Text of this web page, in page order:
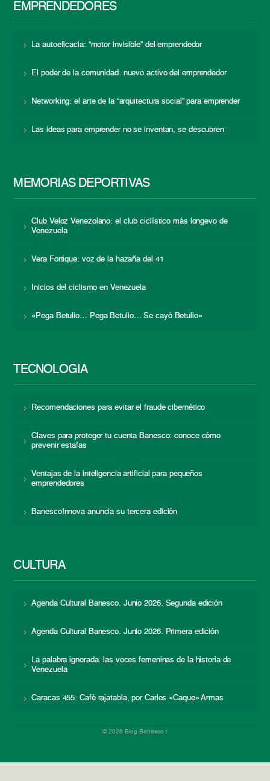
EMPRENDEDORES
La autoeficacia: “motor invisible” del emprendedor
El poder de la comunidad: nuevo activo del emprendedor
Networking: el arte de la “arquitectura social” para emprender
Las ideas para emprender no se inventan, se descubren
MEMORIAS DEPORTIVAS
Club Veloz Venezolano: el club ciclístico más longevo de
Venezuela
Vera Fortique: voz de la hazaña del 41
Inicios del ciclismo en Venezuela
«Pega Betulio… Pega Betulio… Se cayó Betulio»
TECNOLOGÍA
Recomendaciones para evitar el fraude cibernético
Claves para proteger tu cuenta Banesco: conoce cómo
prevenir estafas
Ventajas de la inteligencia artificial para pequeños
emprendedores
BanescoInnova anuncia su tercera edición
CULTURA
Agenda Cultural Banesco. Junio 2026. Segunda edición
Agenda Cultural Banesco. Junio 2026. Primera edición
La palabra ignorada: las voces femeninas de la historia de
Venezuela
Caracas 455: Café rajatabla, por Carlos «Caque» Armas
© 2026 Blog Banesco |